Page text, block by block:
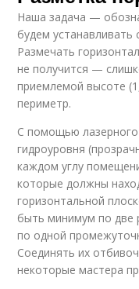
Наша задача —
будем
Размечать
не получится —
приемлемой высоте
периметр.
С помощью лазерного
гидроуровня
каждом углу
которые должны
горизонтальной
быть минимум по две
по одной
Соединять их
некоторые мастера